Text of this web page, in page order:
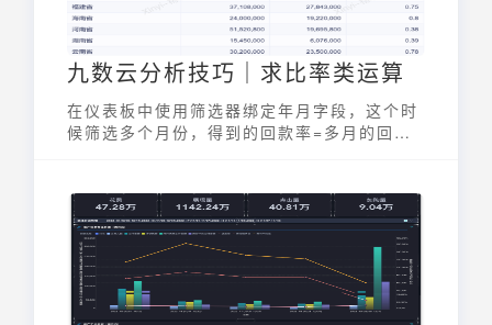
九数云分析技巧｜求比率类运算
在仪表板中使用筛选器绑定年月字段，这个时
候筛选多个月份，得到的回款率=多月的回款